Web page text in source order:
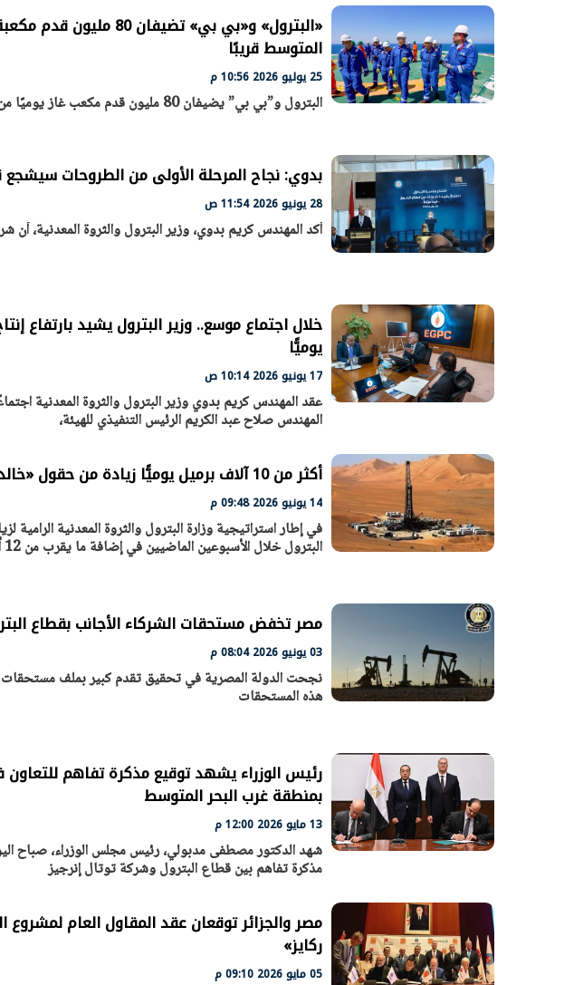
المتوسط قريبًا
25 يوليو 2026 10:56 م
البترول و”بي بي” يضيفان 80 مليون قدم مكعب غاز يوميًا من بئر “فيوم شمال-4” بالبحر المتوسط قريبًا
بدوي: نجاح المرحلة الأولى من الطروحات
28 يونيو 2026 11:54 ص
أكد المهندس كريم بدوي، وزير البترول والثروة المعدنية، أن
يوميًّا
17 يونيو 2026 10:14 ص
عقد المهندس كريم بدوي وزير البترول والثروة المعدنية
المهندس صلاح عبد الكريم الرئيس التنفيذي للهيئة،
أكثر من 10 آلاف برميل يوميًّا زيادة من حقول «خالدة» للبترول في أسبوعين
14 يونيو 2026 09:48 م
في إطار استراتيجية وزارة البترول والثروة المعدنية الرامية
البترول خلال الأسبوعين الماضيين في إضافة ما يقرب من 12 ألف برميل يومياً من الزيت الخام
مصر تخفض مستحقات الشركاء الأجانب بقطاع البترول إلى 440
03 يونيو 2026 08:04 م
نجحت الدولة المصرية في تحقيق تقدم كبير بملف مستحقات
هذه المستحقات
رئيس الوزراء يشهد توقيع مذكرة تفاهم
بمنطقة غرب البحر المتوسط
13 مايو 2026 12:00 م
شهد الدكتور مصطفى مدبولي، رئيس مجلس الوزراء، صباح
مذكرة تفاهم بين قطاع البترول وشركة توتال إنرجيز
مصر والجزائر توقعان عقد المقاول العام لمشروع
ركايز»
05 مايو 2026 09:10 م
الرئيس السيسي: تداعيات خطيرة على
الاقتصاد العالمي وأسعار الوقود حال
استمرار الأزمة في الشرق الأوسط
رئيس الوزراء يتابع الإجراءات الخاصة
بتنفيذ التوجيهات الرئاسية بطرح
سكنية بالإيجار للمواطنين